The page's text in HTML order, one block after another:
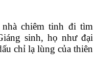
chiêm tinh đi tìm
sinh, họ như đại
chỉ lạ lùng của thiên